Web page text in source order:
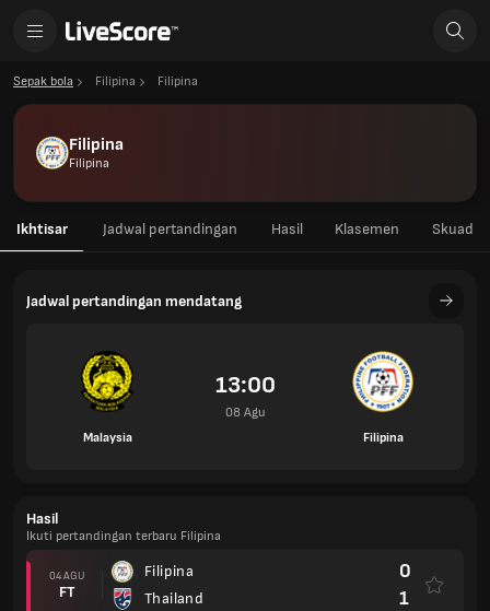
Sepak bola Filipina Filipina
Filipina
Filipina
Ikhtisar Jadwal pertandingan Hasil Klasemen Skuad
Jadwal pertandingan mendatang
Malaysia
13:00
08 Agu
Filipina
Hasil
Ikuti pertandingan terbaru Filipina
04 AGU
FT
Filipina
Thailand
0
1